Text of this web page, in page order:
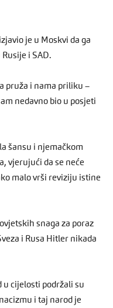
je u Moskvi da ga
i SAD.
pruža i nama priliku –
nedavno bio u posjeti
šansu i njemačkom
vjerujući da se neće
malo vrši reviziju istine
snaga za poraz
i Rusa Hitler nikada
u cijelosti podržali su
i taj narod je